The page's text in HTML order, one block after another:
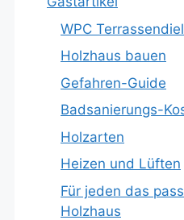
WPC
Holzhaus bauen
Gefahren-Guide
Badsanierungs-
Holzarten
Heizen und Lüften
Für jeden das
Holzhaus